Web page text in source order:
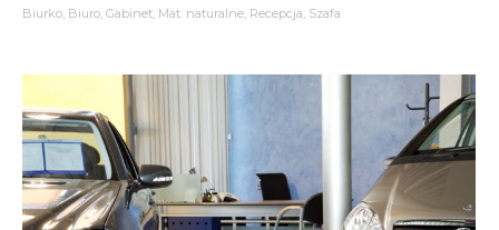
Biurko, Biuro, Gabinet, Mat. naturalne, Recepcja, Szafa